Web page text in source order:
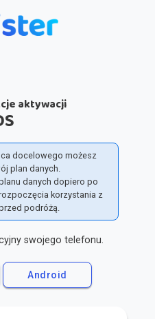
aktywacji
docelowego możesz
plan danych.
danych dopiero po
korzystania z
podróżą.
swojego telefonu.
Android